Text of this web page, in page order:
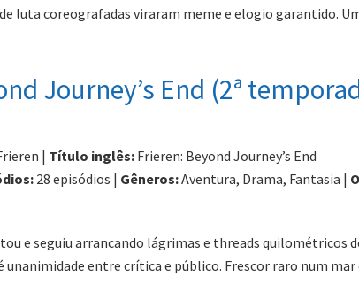
luta coreografadas viraram meme e elogio garantido.
Journey’s End (2ª
| Título inglês: Frieren: Beyond Journey’s End
28 episódios | Gêneros:Aventura, Drama, Fantasia |
e seguiu arrancando lágrimas e threads quilométricos
unanimidade entre crítica e público. Frescor raro num